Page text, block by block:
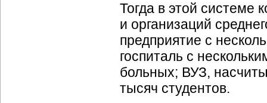
Тогда в этой системе
и организаций
предприятие с
госпиталь с
больных; ВУЗ,
тысяч студентов.